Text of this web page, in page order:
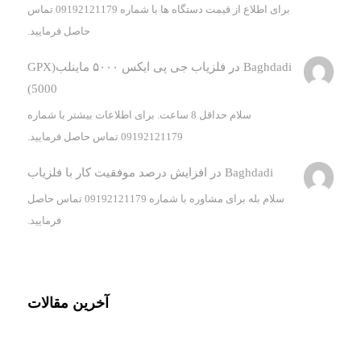
برای اطلاع از قیمت دستگاه ها با شماره 09192121179 تماس
حاصل فرمایید.
Baghdadi در
فلزیاب جی پی ایکس ۵۰۰۰ ماینلب(GPX
5000)
سلام حداقل 8 ساعت. برای اطلاعات بیشتر با شماره
09192121179 تماس حاصل فرمایید.
Baghdadi در افزایش درصد موفقیت کار با فلزیاب
سلام بله برای مشاوره با شماره 09192121179 تماس حاصل
فرمایید.
آخرین مقالات